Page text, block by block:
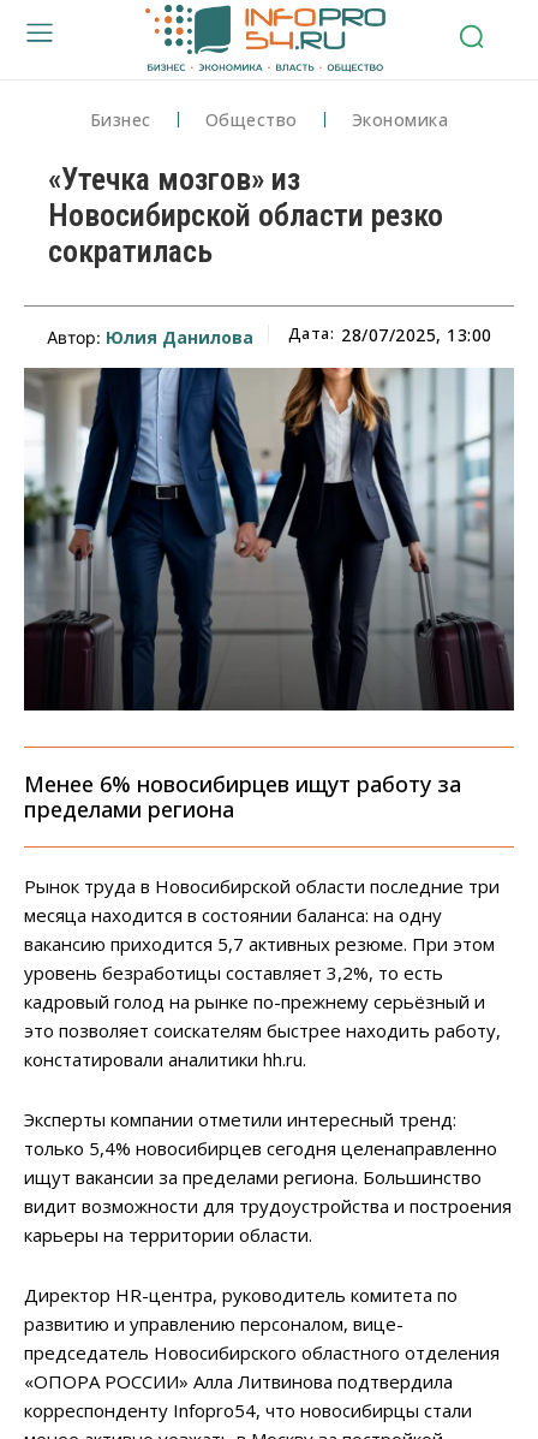
Бизнес Общество Экономика
«Утечка мозгов» из
Новосибирской области резко
сократилась
Автор: Юлия Данилова Дата: 28/07/2025, 13:00
Менее 6% новосибирцев ищут работу за
пределами региона
Рынок труда в Новосибирской области последние три
месяца находится в состоянии баланса: на одну
вакансию приходится 5,7 активных резюме. При этом
уровень безработицы составляет 3,2%, то есть
кадровый голод на рынке по-прежнему серьёзный и
это позволяет соискателям быстрее находить работу,
констатировали аналитики hh.ru.
Эксперты компании отметили интересный тренд:
только 5,4% новосибирцев сегодня целенаправленно
ищут вакансии за пределами региона. Большинство
видит возможности для трудоустройства и построения
карьеры на территории области.
Директор HR-центра, руководитель комитета по
развитию и управлению персоналом, вице-
председатель Новосибирского областного отделения
«ОПОРА РОССИИ» Алла Литвинова подтвердила
корреспонденту Infopro54, что новосибирцы стали